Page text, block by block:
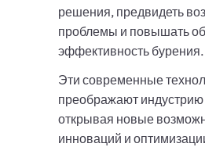
решения, предвидеть
проблемы и повышать
эффективность бурения.
Эти современные
преображают
открывая новые
инноваций и